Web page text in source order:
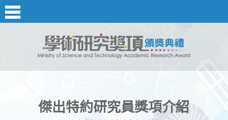
傑出特約研究員獎項介紹